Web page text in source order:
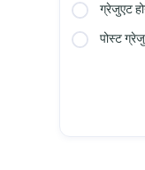
ग्रेजुएट
पोस्ट